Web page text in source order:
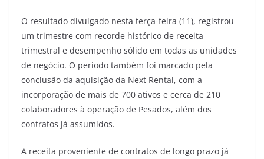
O resultado divulgado nesta terça-feira (11), registrou
um trimestre com recorde histórico de receita
trimestral e desempenho sólido em todas as unidades
de negócio. O período também foi marcado pela
conclusão da aquisição da Next Rental, com a
incorporação de mais de 700 ativos e cerca de 210
colaboradores à operação de Pesados, além dos
contratos já assumidos.
A receita proveniente de contratos de longo prazo já